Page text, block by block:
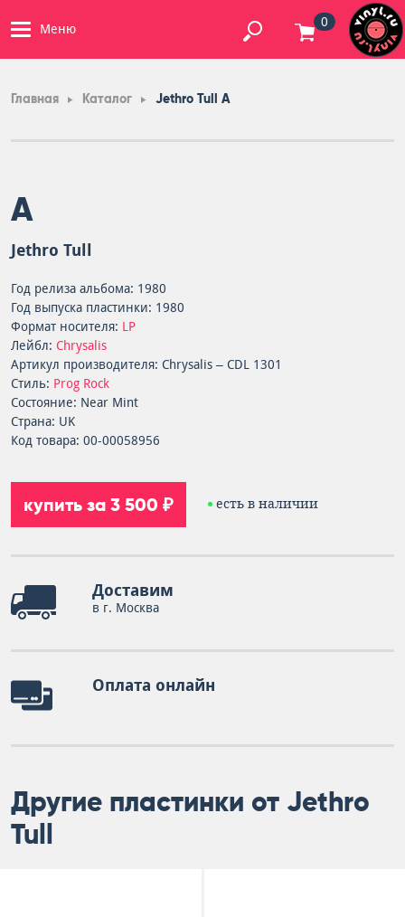
Меню 0
Главная Каталог Jethro Tull A
A
Jethro Tull
Год релиза альбома: 1980
Год выпуска пластинки: 1980
Формат носителя: LP
Лейбл: Chrysalis
Артикул производителя: Chrysalis – CDL 1301
Стиль: Prog Rock
Состояние: Near Mint
Страна: UK
Код товара: 00-00058956
купить за 3 500 ₽ есть в наличии
Доставим
в г. Москва
Оплата онлайн
Другие пластинки от Jethro
Tull